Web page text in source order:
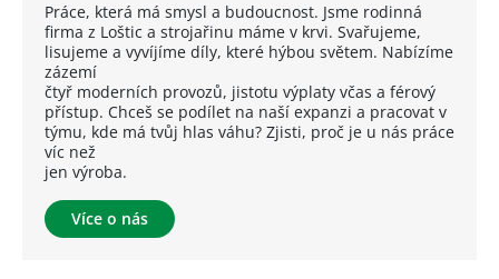
Práce, která má smysl a budoucnost. Jsme rodinná
firma z Loštic a strojařinu máme v krvi. Svařujeme,
lisujeme a vyvíjíme díly, které hýbou světem. Nabízíme
zázemí
čtyř moderních provozů, jistotu výplaty včas a férový
přístup. Chceš se podílet na naší expanzi a pracovat v
týmu, kde má tvůj hlas váhu? Zjisti, proč je u nás práce
víc než
jen výroba.
Více o nás